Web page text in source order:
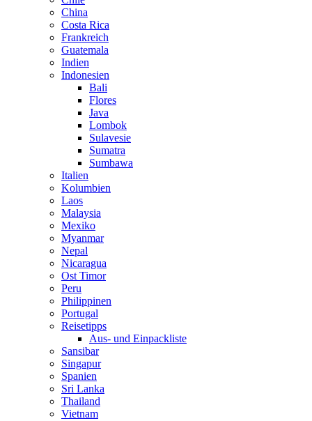
China
Costa Rica
Frankreich
Guatemala
Indien
Indonesien
Bali
Flores
Java
Lombok
Sulavesie
Sumatra
Sumbawa
Italien
Kolumbien
Laos
Malaysia
Mexiko
Myanmar
Nepal
Nicaragua
Ost Timor
Peru
Philippinen
Portugal
Reisetipps
Aus- und Einpackliste
Sansibar
Singapur
Spanien
Sri Lanka
Thailand
Vietnam